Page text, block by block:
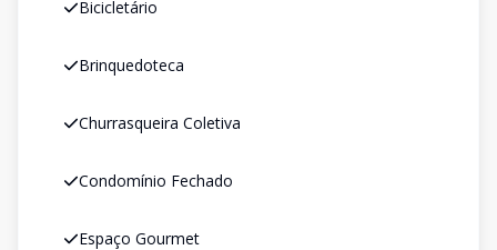
Bicicletário
Brinquedoteca
Churrasqueira Coletiva
Condomínio Fechado
Espaço Gourmet